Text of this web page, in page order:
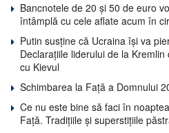
Bancnotele de 20 și 50 de euro
întâmplă cu cele aflate acum în
Putin susține că Ucraina își va
Declarațiile liderului de la
cu Kievul
Schimbarea la Față a Domnului
Ce nu este bine să faci în
Față. Tradițiile și superstițiile